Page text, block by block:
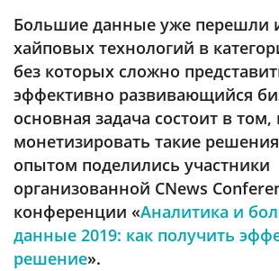
Конференции
Техника
ТВ
издании
Реклама
Вакансии
Контакты
Telegram
Дзен
VK
Rutube
Большие данные уже перешли
хайповых технологий в
без которых сложно
эффективно развивающийся
основная задача состоит в том,
монетизировать такие
опытом поделились участники
организованной CNews
конференции «Аналитика и
данные 2019: как получить
решение».